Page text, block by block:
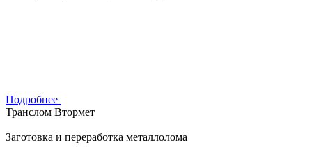
Подробнее
Транслом Втормет
Заготовка и переработка металлолома